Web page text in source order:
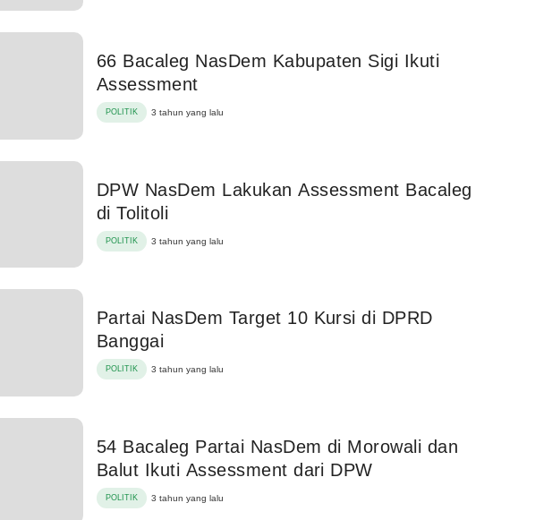
66 Bacaleg NasDem Kabupaten Sigi Ikuti
Assessment
POLITIK 3 tahun yang lalu
DPW NasDem Lakukan Assessment Bacaleg
di Tolitoli
POLITIK 3 tahun yang lalu
Partai NasDem Target 10 Kursi di DPRD
Banggai
POLITIK 3 tahun yang lalu
54 Bacaleg Partai NasDem di Morowali dan
Balut Ikuti Assessment dari DPW
POLITIK 3 tahun yang lalu